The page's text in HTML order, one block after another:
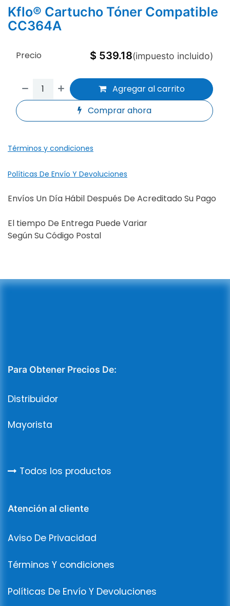
Kflo® Cartucho Tóner Compatible
CC364A
Agregar al carrito
Comprar ahora
Precio $ 539.18(impuesto incluido)
Términos y condiciones
Políticas De Envío Y Devoluciones
Envíos Un Día Hábil Después De Acreditado Su Pago
El tiempo De Entrega Puede Variar
Según Su Código Postal
Para Obtener Precios De:
Distribuidor
Mayorista
Todos los productos
Atención al cliente
Aviso De Privacidad
Términos Y condiciones
Políticas De Envío Y Devoluciones